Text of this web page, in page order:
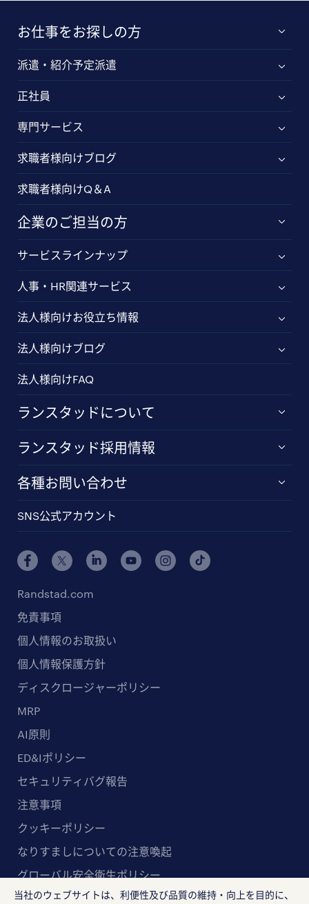
お仕事をお探しの方
派遣・紹介予定派遣
正社員
専門サービス
求職者様向けブログ
求職者様向けQ＆A
企業のご担当の方
サービスラインナップ
人事・HR関連サービス
法人様向けお役立ち情報
法人様向けブログ
法人様向けFAQ
ランスタッドについて
ランスタッド採用情報
各種お問い合わせ
SNS公式アカウント
Randstad.com
免責事項
個人情報のお取扱い
個人情報保護方針
ディスクロージャーポリシー
MRP
AI原則
ED&Iポリシー
セキュリティバグ報告
注意事項
クッキーポリシー
なりすましについての注意喚起
グローバル安全衛生ポリシー
マルチステークホルダー方針
当社のウェブサイトは、利便性及び品質の維持・向上を目的に、